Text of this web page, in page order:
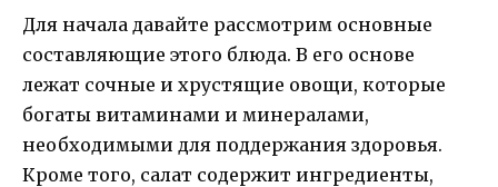
Для начала давайте рассмотрим основные
составляющие этого блюда. В его основе
лежат сочные и хрустящие овощи, которые
богаты витаминами и минералами,
необходимыми для поддержания здоровья.
Кроме того, салат содержит ингредиенты,